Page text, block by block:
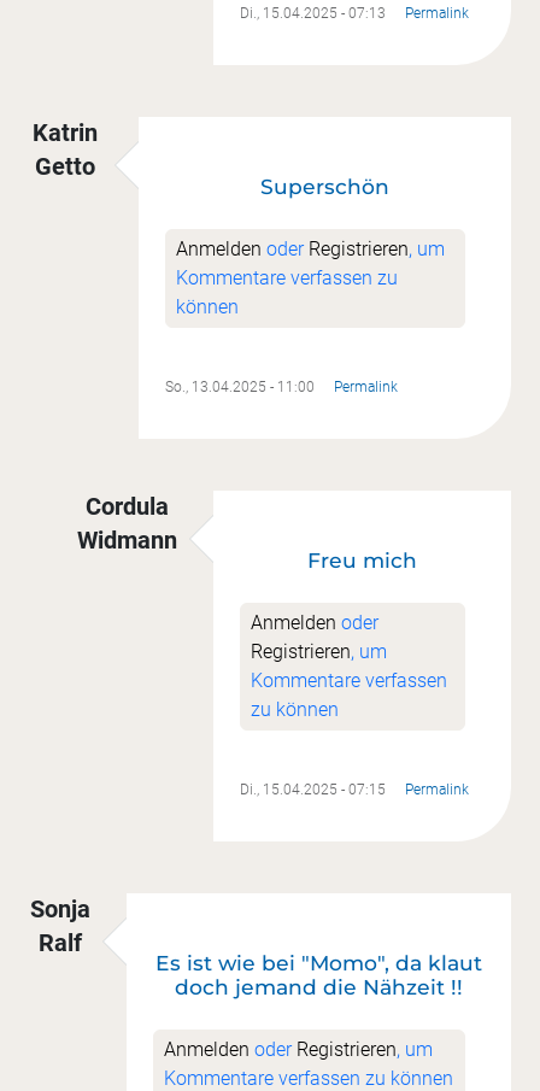
Di., 15.04.2025 - 07:13 Permalink
Katrin
Getto
Superschön
Anmelden oder Registrieren, um
Kommentare verfassen zu
können
So., 13.04.2025 - 11:00 Permalink
Cordula
Widmann
Superschön vonKatrin Getto
Freu mich
Anmelden oder
Registrieren, um
Kommentare verfassen
zu können
Di., 15.04.2025 - 07:15 Permalink
Sonja
Ralf
Es ist wie bei "Momo", da klaut
doch jemand die Nähzeit !!
Anmelden oder Registrieren, um
Kommentare verfassen zu können